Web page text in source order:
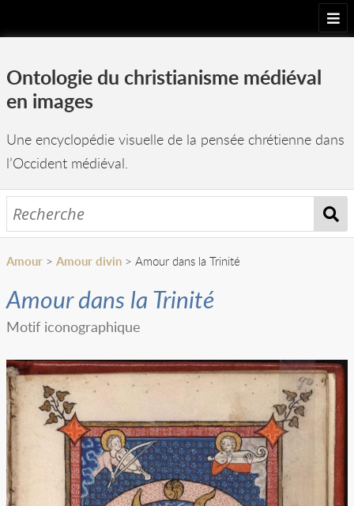
Accueil
Projet
Arborescence
Images
Équipe
Ontologie du christianisme médiéval
en images
Une encyclopédie visuelle de la pensée chrétienne dans
l’Occident médiéval.
Amour> Amour divin> Amour dans la Trinité
Amour dans la Trinité
Motif iconographique